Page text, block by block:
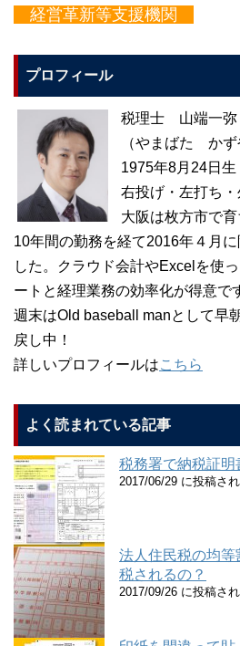
経営革新等支援機関
プロフィール
税理士 山端一弥
（やまばた かず
1975年8月24日生
右投げ・左打ち
大阪は枚方市で
10年間の勤務を経て2016年４月
した。クラウド会計やExcelを使
ートと経理業務の効率化が得意で
週末はOld baseball manとして早
戻し中！
詳しいプロフィールはこちら
よく読まれている記事
税務署で納税証
2017/06/29 に投稿さ
法人住民税の均
税されるの？
2017/09/26 に投稿さ